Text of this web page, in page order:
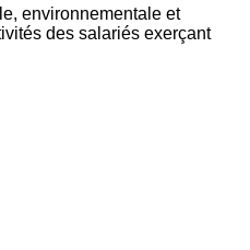
environnementale et
des salariés exerçant